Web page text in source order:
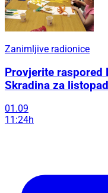
Zanimljive radionice
Provjerite raspored
Skradina za
01.09
11:24h